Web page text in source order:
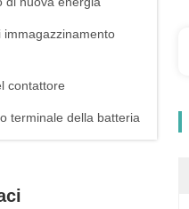
immagazzinamento
contattore
terminale della batteria